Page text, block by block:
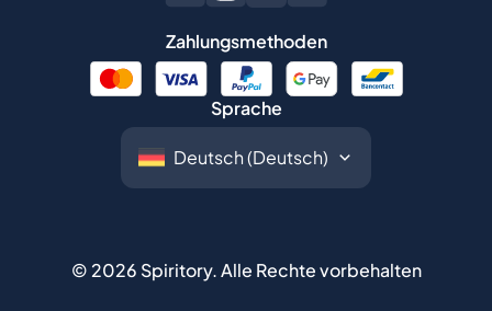
Zahlungsmethoden
Sprache
© 2026 Spiritory.Alle Rechte vorbehalten